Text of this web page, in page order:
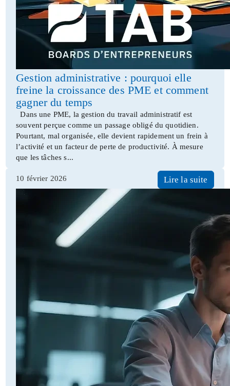
Gestion administrative : pourquoi elle
freine la croissance des PME et comment
gagner du temps
Dans une PME, la gestion du travail administratif est
souvent perçue comme un passage obligé du quotidien.
Pourtant, mal organisée, elle devient rapidement un frein à
l’activité et un facteur de perte de productivité. À mesure
que les tâches s...
Lire la suite
10 février 2026